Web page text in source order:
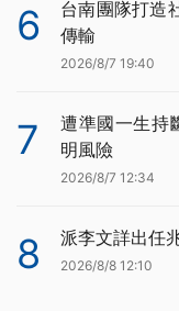
6
台南團隊打造
傳輸
2026/8/7 19:40
7
遭準國一生持
明風險
2026/8/7 12:34
8 派李文詳出任
2026/8/8 12:10